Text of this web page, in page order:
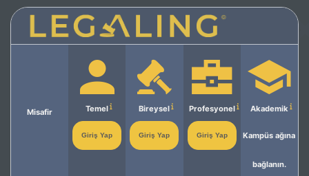
Misafir Temel
Giriş Yap
Bireysel
Giriş Yap
Profesyonel
Giriş Yap
Akademik
Kampüs ağına
bağlanın.